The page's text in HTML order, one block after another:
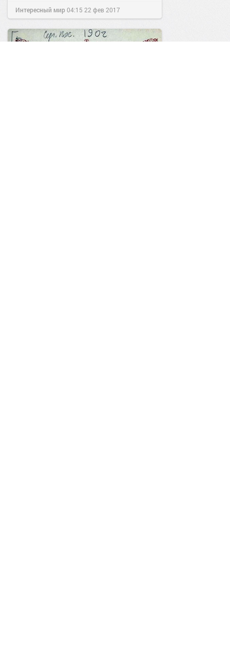
Интересный мир04:15 22 фев 2017